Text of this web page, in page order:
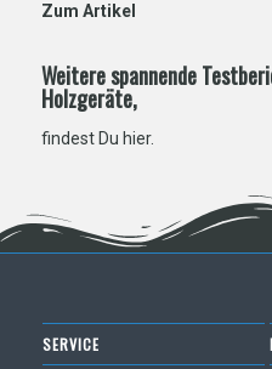
Zum Artikel
Weitere spannende
Holzgeräte,
findest Du hier.
SERVICE